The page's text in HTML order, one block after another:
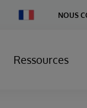
Country
NOUS
Ressources